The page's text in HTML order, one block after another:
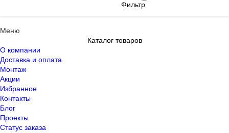
Фильтр
Меню
Каталог товаров
О компании
Доставка и оплата
Монтаж
Акции
Избранное
Контакты
Блог
Проекты
Статус заказа